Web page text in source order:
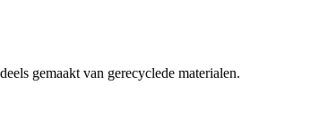
gemaakt van gerecyclede materialen.